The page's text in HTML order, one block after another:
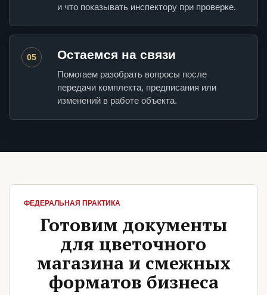
и что показывать инспектору при проверке.
05 Остаемся на связи
Помогаем разобрать вопросы после
передачи комплекта, предписания или
изменений в работе объекта.
ФЕДЕРАЛЬНАЯ ПРАКТИКА
Готовим документы
для цветочного
магазина и смежных
форматов бизнеса